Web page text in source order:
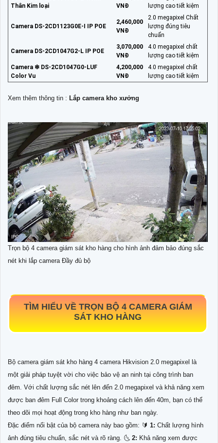
Thân Kim loại
VNĐ
lượng cao tiết kiệm
Camera DS-2CD1123G0E-I IP POE
2,460,000
VNĐ
2.0 megapixel Chất
lượng đúng tiêu
chuẩn
Camera DS-2CD1047G2-L IP POE
3,070,000
VNĐ
4.0 megapixel chất
lượng cao tiết kiệm
Camera ❇ DS-2CD1047G0-LUF
Color Vu
4,200,000
VNĐ
4.0 megapixel chất
lượng cao tiết kiệm
Xem thêm thông tin : Lắp camera kho xưởng
Trọn bộ 4 camera giám sát kho hàng cho hình ảnh đảm bảo đúng sắc
nét khi lắp camera Đầy đủ bộ
TÌM HIỂU VỀ TRỌN BỘ 4 CAMERA GIÁM
SÁT KHO HÀNG
Bộ camera giám sát kho hàng 4 camera Hikvision 2.0 megapixel là
một giải pháp tuyệt vời cho việc bảo vệ an ninh tại công trình ban
đêm. Với chất lượng sắc nét lên đến 2.0 megapixel và khả năng xem
được ban đêm Full Color trong khoảng cách lên đến 40m, bạn có thể
theo dõi mọi hoạt động trong kho hàng như ban ngày.
Đặc điểm nổi bật của bộ camera này bao gồm: 🔰 1: Chất lượng hình
ảnh đúng tiêu chuẩn, sắc nét và rõ ràng. 🌜 2: Khả năng xem được